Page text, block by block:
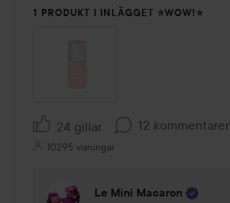
1 PRODUKT I INLÄGGET ⭐️WOW!⭐️
24 gillar 12 kommentarer
10295 visningar
Le Mini Macaron